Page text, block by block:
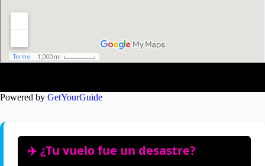
Powered by GetYourGuide
✈️ ¿Tu vuelo fue un desastre?